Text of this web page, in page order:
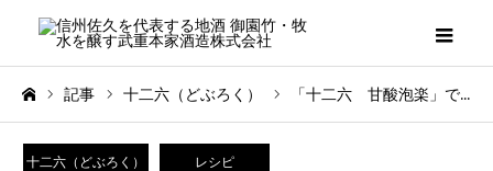
記事 十二六（どぶろく） 「十二六 甘酸泡楽」で驚きの変身！ ムースやアイスなど簡単デザートレシピで楽しみ方いろいろ
十二六（どぶろく） レシピ